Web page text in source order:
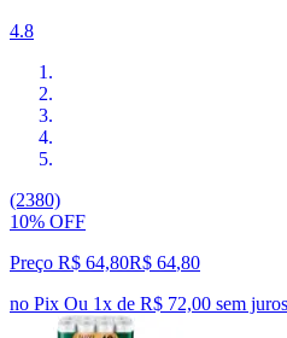
4.8
(2380)
10% OFF
Preço R$ 64,80R$ 64,80
no Pix Ou 1x de R$ 72,00 sem juros